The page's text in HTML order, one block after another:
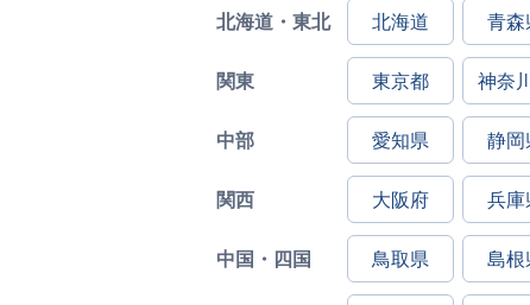
北海道・東北 北海道 青森
関東 東京都 神奈
中部 愛知県 静岡
関西 大阪府 兵庫
中国・四国 鳥取県 島根